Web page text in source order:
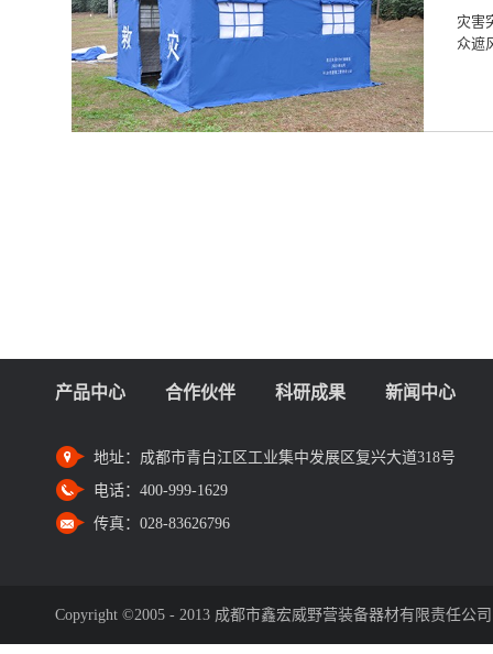
灾害
众遮
产品中心 合作伙伴 科研成果 新闻中心
地址： 成都市青白江区工业集中发展区复兴大道318号
电话： 400-999-1629
传真： 028-83626796
Copyright ©2005 - 2013 成都市鑫宏威野营装备器材有限责任公司